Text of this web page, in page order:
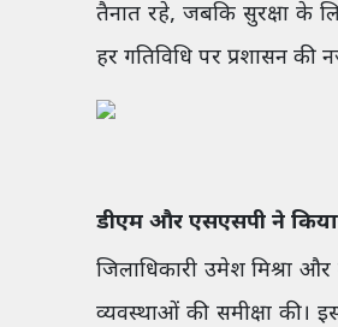
तैनात रहे, जबकि सुरक्षा के
हर गतिविधि पर प्रशासन की
डीएम और एसएसपी ने किया
जिलाधिकारी उमेश मिश्रा
व्यवस्थाओं की समीक्षा की।